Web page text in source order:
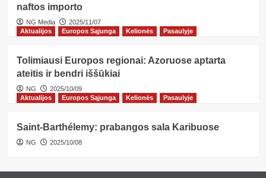
naftos importo
NG Media
2025/11/07
Aktualijos
Europos Sąjunga Kelionės Pasaulyje
Tolimiausi Europos regionai: Azoruose aptarta
ateitis ir bendri iššūkiai
NG
2025/10/09
Aktualijos
Europos Sąjunga Kelionės Pasaulyje
Saint-Barthélemy: prabangos sala Karibuose
NG 2025/10/08